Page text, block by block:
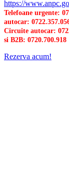
https://
Telefoane urgente:
autocar:
Circuite autocar:
si B2B: 0720.700.918
Rezerva acum!